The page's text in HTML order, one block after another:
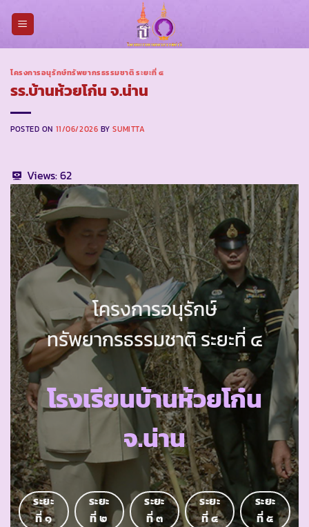
โครงการอนุรักษ์ทรัพยากรธรรมชาติ ระยะที่ ๔
รร.บ้านห้วยโก๋น จ.น่าน
POSTED ON 11/06/2026 BYSUMITTA
Views:62
โครงการอนุรักษ์
ทรัพยากรธรรมชาติ ระยะที่ ๔
โรงเรียนบ้านห้วยโก๋น
จ.น่าน
ระยะ
ที่ ๑
ระยะ
ที่ ๒
ระยะ
ที่ ๓
ระยะ
ที่ ๔
ระยะ
ที่ ๕